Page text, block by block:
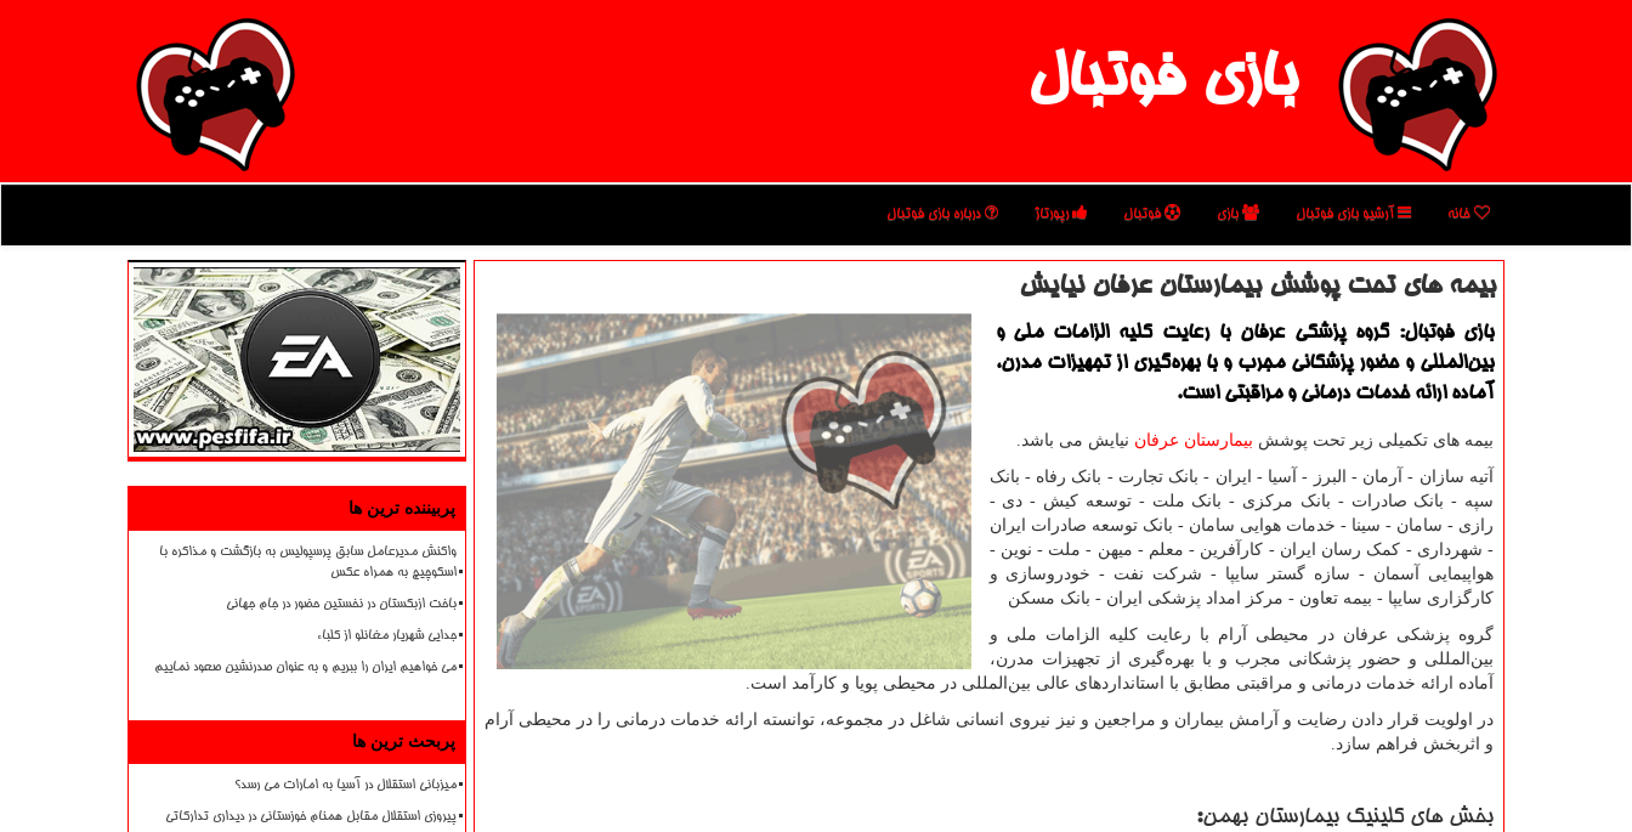
بازی فوتبال
خانه آرشیو بازی فوتبال بازی فوتبال رپورتاژ درباره بازی فوتبال
بیمه های تحت پوشش بیمارستان عرفان نیایش
بازی فوتبال: گروه پزشكی عرفان با رعایت كلیه الزامات ملی و
بین‌المللی و حضور پزشكانی مجرب و با بهره‌گیری از تجهیزات مدرن،
آماده ارائه خدمات درمانی و مراقبتی است.
بیمه های تکمیلی زیر تحت پوشش بیمارستان عرفان نیایش می باشد.
آتیه سازان - آرمان - البرز - آسیا - ایران - بانک تجارت - بانک رفاه - بانک
سپه - بانک صادرات - بانک مرکزی - بانک ملت - توسعه کیش - دی -
رازی - سامان - سینا - خدمات هوایی سامان - بانک توسعه صادرات ایران
- شهرداری - کمک رسان ایران - کارآفرین - معلم - میهن - ملت - نوین -
هواپیمایی آسمان - سازه گستر سایپا - شرکت نفت - خودروسازی و
کارگزاری سایپا - بیمه تعاون - مرکز امداد پزشکی ایران - بانک مسکن
گروه پزشکی عرفان در محیطی آرام با رعایت کلیه الزامات ملی و
بین‌المللی و حضور پزشکانی مجرب و با بهره‌گیری از تجهیزات مدرن،
آماده ارائه خدمات درمانی و مراقبتی مطابق با استانداردهای عالی بین‌‌المللی در محیطی پویا و کارآمد است.
در اولویت قرار دادن رضایت و آرامش بیماران و مراجعین و نیز نیروی انسانی شاغل در مجموعه، توانسته ارائه خدمات درمانی را در محیطی آرام
و اثربخش فراهم سازد.
بخش های کلینیک بیمارستان بهمن:
پربیننده ترین ها
واکنش مدیرعامل سابق پرسپولیس به بازگشت و مذاکره با
اسکوچیچ به همراه عکس
باخت ازبکستان در نخستین حضور در جام جهانی
جدایی شهریار مغانلو از کلباء
می خواهیم ایران را ببریم و به عنوان صدرنشین صعود نماییم
پربحث ترین ها
میزبانی استقلال در آسیا به امارات می رسد؟
پیروزی استقلال مقابل همنام خوزستانی در دیداری تدارکاتی